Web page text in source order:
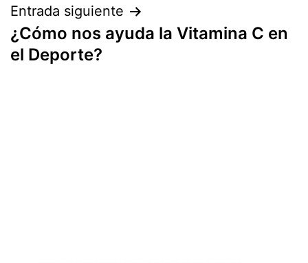
Entrada siguiente
¿Cómo nos ayuda la Vitamina C en
el Deporte?